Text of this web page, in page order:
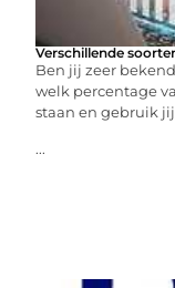
Verschillende
Ben jij zeer
welk percentage
staan en gebruik
...